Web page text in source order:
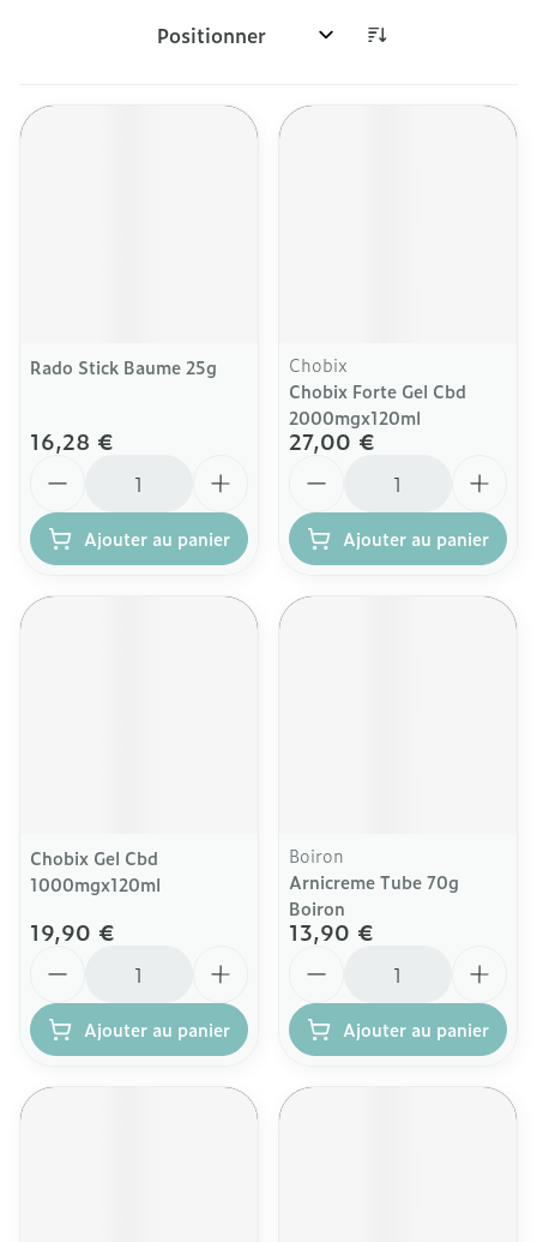
Trier par:
Rado Stick Baume 25g
16,28 €
Ajouter au panier
Chobix
Chobix Forte Gel Cbd
2000mgx120ml
27,00 €
Ajouter au panier
Chobix Gel Cbd
1000mgx120ml
19,90 €
Ajouter au panier
Boiron
Arnicreme Tube 70g
Boiron
13,90 €
Ajouter au panier